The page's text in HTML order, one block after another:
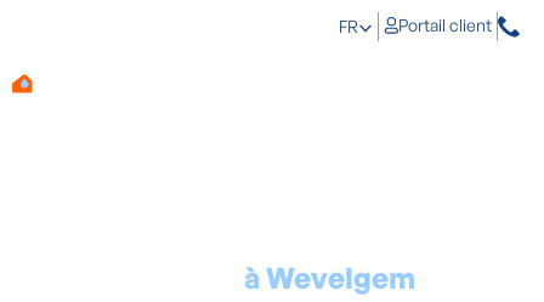
FR Portail client
à Wevelgem